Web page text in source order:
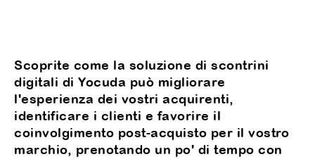
Scoprite come la soluzione di scontrini
digitali di Yocuda può migliorare
l'esperienza dei vostri acquirenti,
identificare i clienti e favorire il
coinvolgimento post-acquisto per il vostro
marchio, prenotando un po' di tempo con